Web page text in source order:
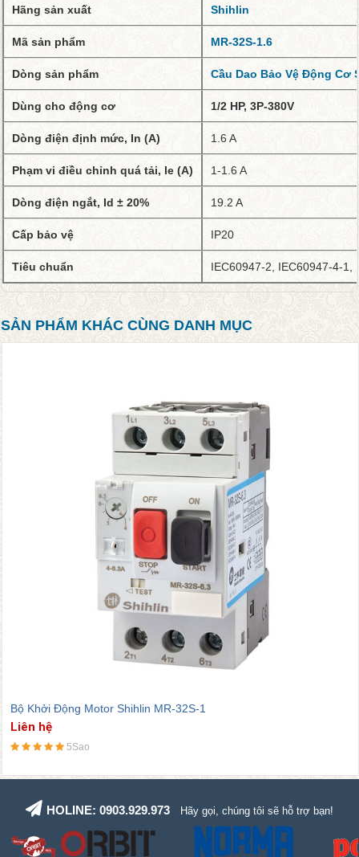
Hãng sản xuất Shihlin
Mã sản phẩm MR-32S-1.6
Dòng sản phẩm Cầu Dao Bảo Vệ Động Cơ
Dùng cho động cơ 1/2 HP, 3P-380V
Dòng điện định mức, In (A) 1.6 A
Phạm vi điều chỉnh quá tải, Ie (A) 1-1.6 A
Dòng điện ngắt, Id ± 20% 19.2 A
Cấp bảo vệ IP20
Tiêu chuẩn IEC60947-2, IEC60947-4-1,
SẢN PHẨM KHÁC CÙNG DANH MỤC
Bộ Khởi Động Motor Shihlin MR-32S-1
Liên hệ
5Sao
HOLINE: 0903.929.973 Hãy gọi, chúng tôi sẽ hỗ trợ bạn!